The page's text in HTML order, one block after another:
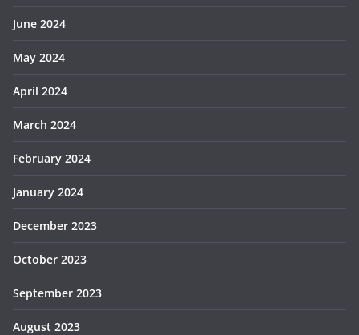
June 2024
May 2024
April 2024
March 2024
February 2024
January 2024
December 2023
October 2023
September 2023
August 2023